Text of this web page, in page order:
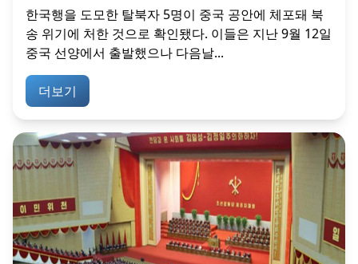
한국행을 도모한 탈북자 5명이 중국 공안에 체포돼 북
송 위기에 처한 것으로 확인됐다. 이들은 지난 9월 12일
중국 선양에서 출발했으나 다음날...
더보기